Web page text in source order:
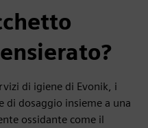
di igiene di Evonik, i
di dosaggio insieme a una
ossidante come il